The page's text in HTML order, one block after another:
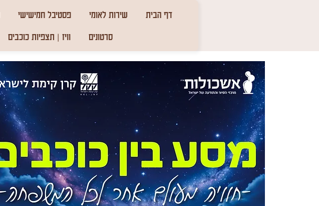
דף הבית שירות לאומי פסטיבל חמישישי
סרטונים
וויז | תצפיות כוכבים